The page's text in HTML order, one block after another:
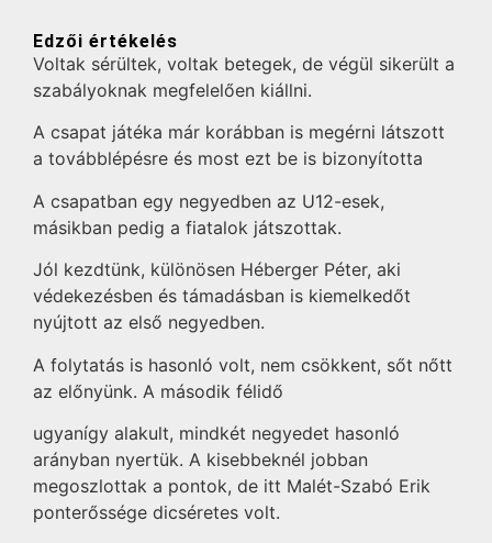
Edzői értékelés
Voltak sérültek, voltak betegek, de végül sikerült a
szabályoknak megfelelően kiállni.
A csapat játéka már korábban is megérni látszott
a továbblépésre és most ezt be is bizonyította
A csapatban egy negyedben az U12-esek,
másikban pedig a fiatalok játszottak.
Jól kezdtünk, különösen Héberger Péter, aki
védekezésben és támadásban is kiemelkedőt
nyújtott az első negyedben.
A folytatás is hasonló volt, nem csökkent, sőt nőtt
az előnyünk. A második félidő
ugyanígy alakult, mindkét negyedet hasonló
arányban nyertük. A kisebbeknél jobban
megoszlottak a pontok, de itt Malét-Szabó Erik
ponterőssége dicséretes volt.